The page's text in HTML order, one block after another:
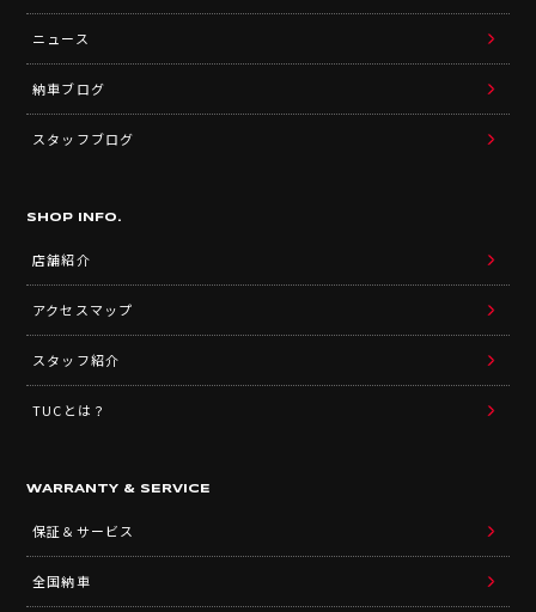
ニュース
納車ブログ
スタッフブログ
SHOP INFO.
店舗紹介
アクセスマップ
スタッフ紹介
TUCとは？
WARRANTY & SERVICE
保証＆サービス
全国納車